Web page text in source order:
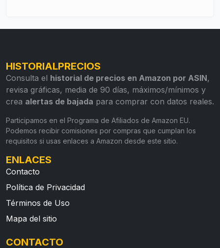
HISTORIALPRECIOS
Consulta el historial de precios en Amazon por ASIN,
revisa gráficas, media de 90 días, máximos/mínimos y
crea alertas de bajada para comprar con datos reales.
Participamos en el Programa de Afiliados de Amazon EU.
Podemos recibir comisiones por compras que cumplan los
requisitos si usas enlaces a Amazon desde este sitio.
ENLACES
Contacto
Política de Privacidad
Términos de Uso
Mapa del sitio
CONTACTO